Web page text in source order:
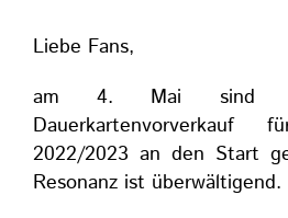
Liebe Fans,
am 4. Mai sind
2022/2023 an den Start
Resonanz ist überwältigend.